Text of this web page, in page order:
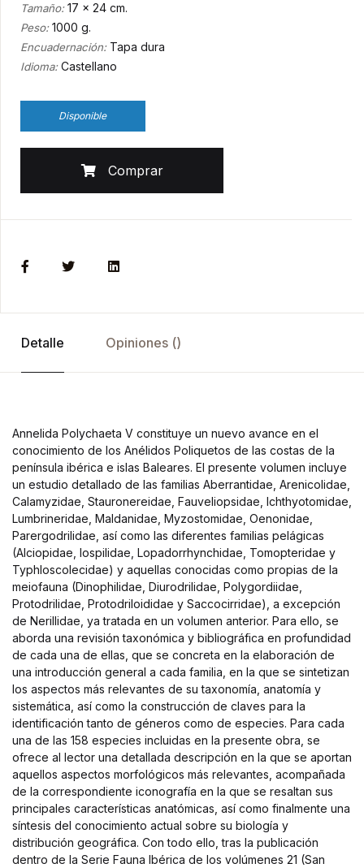
Tamaño:17 x 24 cm.
Peso:1000 g.
Encuadernación:Tapa dura
Idioma:Castellano
Disponible
Comprar
Detalle Opiniones ()
Annelida Polychaeta V constituye un nuevo avance en el
conocimiento de los Anélidos Poliquetos de las costas de la
península ibérica e islas Baleares. El presente volumen incluye
un estudio detallado de las familias Aberrantidae, Arenicolidae,
Calamyzidae, Stauronereidae, Fauveliopsidae, Ichthyotomidae,
Lumbrineridae, Maldanidae, Myzostomidae, Oenonidae,
Parergodrilidae, así como las diferentes familias pelágicas
(Alciopidae, Iospilidae, Lopadorrhynchidae, Tomopteridae y
Typhloscolecidae) y aquellas conocidas como propias de la
meiofauna (Dinophilidae, Diurodrilidae, Polygordiidae,
Protodrilidae, Protodriloididae y Saccocirridae), a excepción
de Nerillidae, ya tratada en un volumen anterior. Para ello, se
aborda una revisión taxonómica y bibliográfica en profundidad
de cada una de ellas, que se concreta en la elaboración de
una introducción general a cada familia, en la que se sintetizan
los aspectos más relevantes de su taxonomía, anatomía y
sistemática, así como la construcción de claves para la
identificación tanto de géneros como de especies. Para cada
una de las 158 especies incluidas en la presente obra, se
ofrece al lector una detallada descripción en la que se aportan
aquellos aspectos morfológicos más relevantes, acompañada
de la correspondiente iconografía en la que se resaltan sus
principales características anatómicas, así como finalmente una
síntesis del conocimiento actual sobre su biología y
distribución geográfica. Con todo ello, tras la publicación
dentro de la Serie Fauna Ibérica de los volúmenes 21 (San